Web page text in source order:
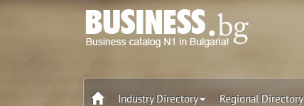
Industry Directory Regional Directory